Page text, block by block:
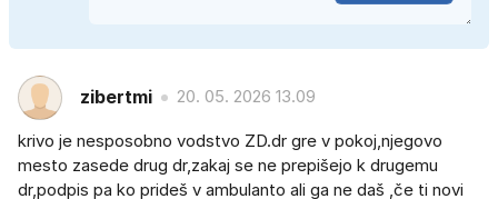
zibertmi 20. 05. 2026 13.09
krivo je nesposobno vodstvo ZD.dr gre v pokoj,njegovo
mesto zasede drug dr,zakaj se ne prepišejo k drugemu
dr,podpis pa ko prideš v ambulanto ali ga ne daš ,če ti novi